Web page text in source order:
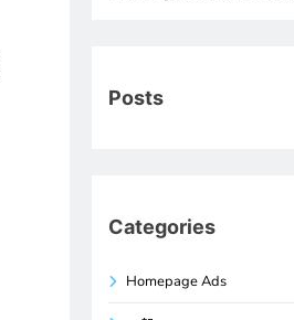
Posts
Categories
Homepage Ads